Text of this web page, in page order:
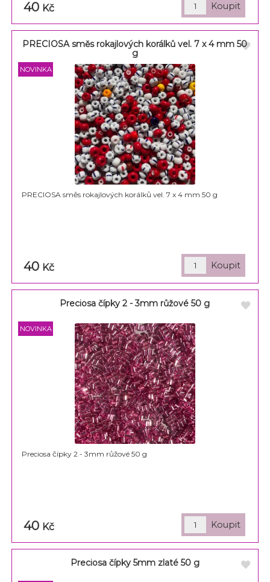
40 Kč
PRECIOSA směs rokajlových korálků vel. 7 x 4 mm 50
g
PRECIOSA směs rokajlových korálků vel. 7 x 4 mm 50 g
40 Kč
Preciosa čípky 2 - 3mm růžové 50 g
Preciosa čípky 2 - 3mm růžové 50 g
40 Kč
Preciosa čípky 5mm zlaté 50 g